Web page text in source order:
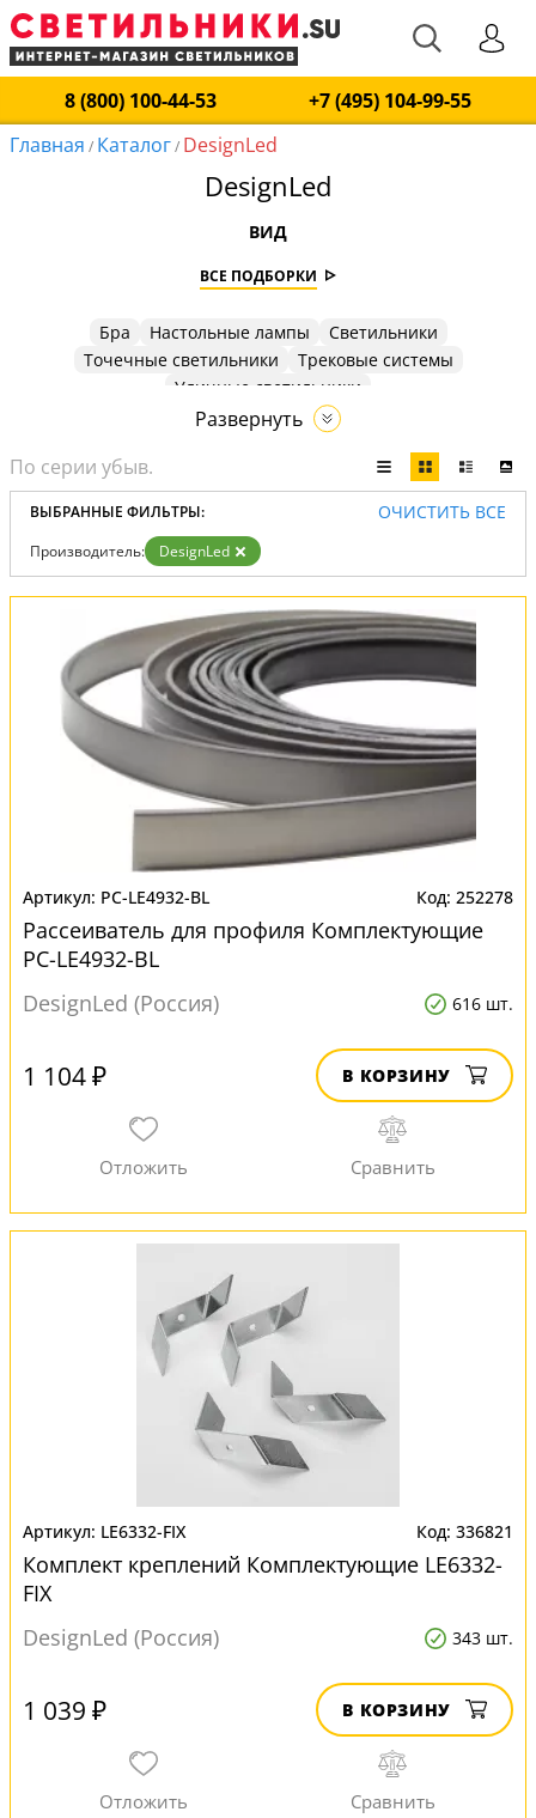
8 (800) 100-44-53
+7 (495) 104-99-55
Главная / Каталог/ DesignLed
DesignLed
ВИД
ВСЕ ПОДБОРКИ
Бра Настольные лампы
Светильники
Точечные светильники
Трековые системы
Уличные светильники
Развернуть
ВЫБРАННЫЕ ФИЛЬТРЫ: ОЧИСТИТЬ ВСЕ
Производитель: DesignLed
PC-LE4932-BL 252278
Рассеиватель для профиля Комплектующие
PC-LE4932-BL
DesignLed (Россия)
616 шт.
1 104 ₽ В КОРЗИНУ
LE6332-FIX 336821
Комплект креплений Комплектующие LE6332-
FIX
DesignLed (Россия)
343 шт.
1 039 ₽ В КОРЗИНУ